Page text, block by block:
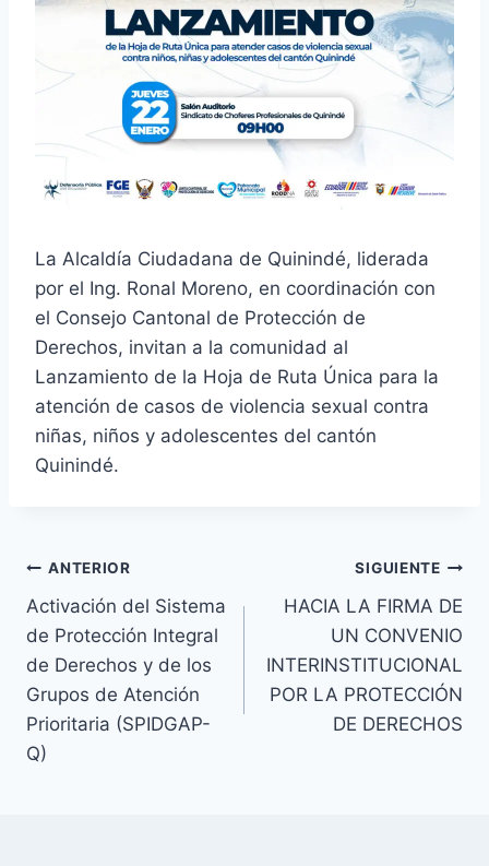
La Alcaldía Ciudadana de Quinindé, liderada
por el Ing. Ronal Moreno, en coordinación con
el Consejo Cantonal de Protección de
Derechos, invitan a la comunidad al
Lanzamiento de la Hoja de Ruta Única para la
atención de casos de violencia sexual contra
niñas, niños y adolescentes del cantón
Quinindé.
Navegación
de
entradas
ANTERIOR
Activación del Sistema
de Protección Integral
de Derechos y de los
Grupos de Atención
Prioritaria (SPIDGAP-
Q)
SIGUIENTE
HACIA LA FIRMA DE
UN CONVENIO
INTERINSTITUCIONAL
POR LA PROTECCIÓN
DE DERECHOS